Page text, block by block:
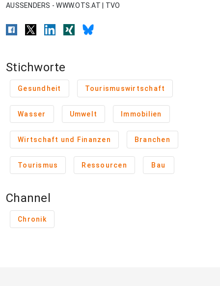
AUSSENDERS - WWW.OTS.AT | TVO
Stichworte
Gesundheit Tourismuswirtschaft
Wasser Umwelt Immobilien
Wirtschaft und Finanzen Branchen
Tourismus Ressourcen Bau
Channel
Chronik